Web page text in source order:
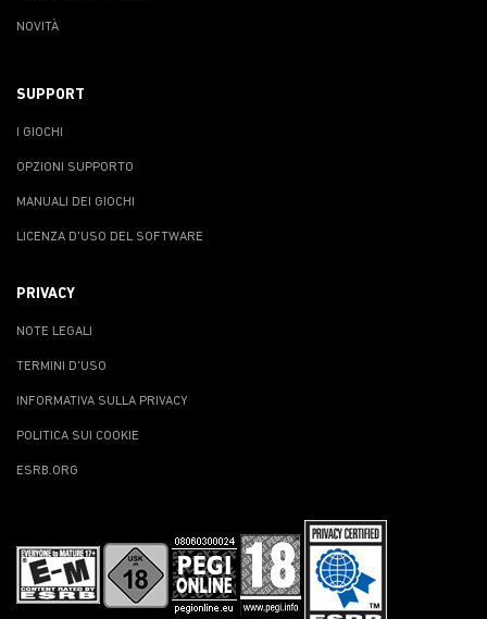
NOVITÀ
SUPPORT
I GIOCHI
OPZIONI SUPPORTO
MANUALI DEI GIOCHI
LICENZA D'USO DEL SOFTWARE
PRIVACY
NOTE LEGALI
TERMINI D'USO
INFORMATIVA SULLA PRIVACY
POLITICA SUI COOKIE
ESRB.ORG